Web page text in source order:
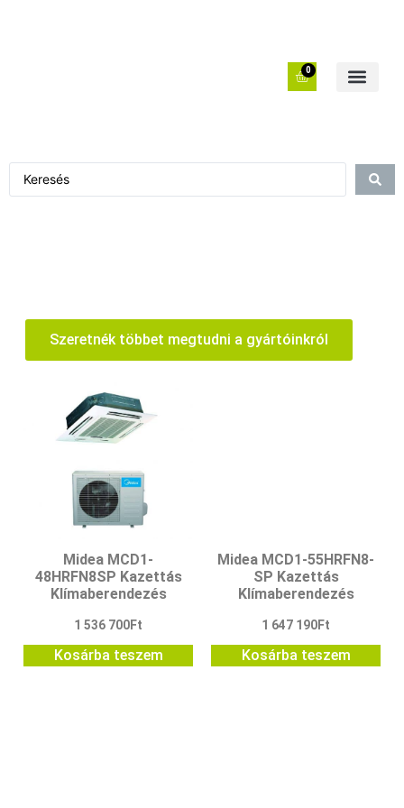
0
Szeretnék többet megtudni a gyártóinkról
Midea MCD1-
48HRFN8SP Kazettás
Klímaberendezés
1 536 700Ft
Kosárba teszem
Midea MCD1-55HRFN8-
SP Kazettás
Klímaberendezés
1 647 190Ft
Kosárba teszem